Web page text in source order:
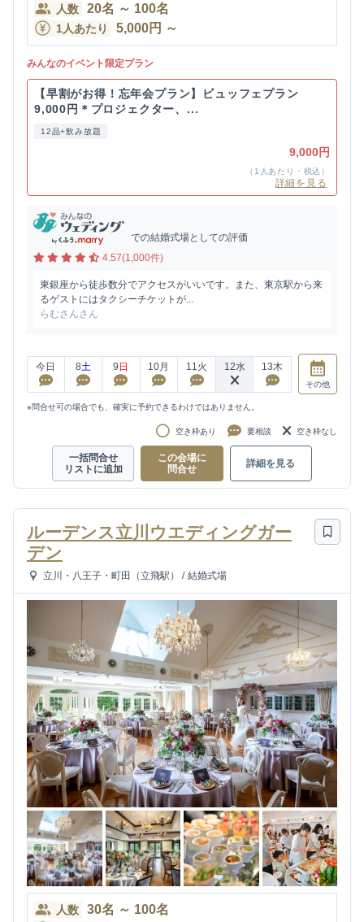
人数 20名 ～ 100名
1人あたり 5,000円 ～
みんなのイベント限定プラン
【早割がお得！忘年会プラン】ビュッフェプラン
9,000円＊プロジェクター、...
12品+飲み放題
9,000円
（1人あたり・税込）
詳細を見る
での結婚式場としての評価
4.57(1,000件)
東銀座から徒歩数分でアクセスがいいです。また、東京駅から来
るゲストにはタクシーチケットが...
らむさんさん
今日 8土 9 日 10月 11火 12水 13木
その他
※問合せ可の場合でも、確実に予約できるわけではありません。
空き枠あり 要相談 空き枠なし
一括問合せ
リストに追加
この会場に
問合せ
詳細を見る
ルーデンス立川ウエディングガー
デン
立川・八王子・町田（立飛駅） / 結婚式場
人数 30名 ～ 100名